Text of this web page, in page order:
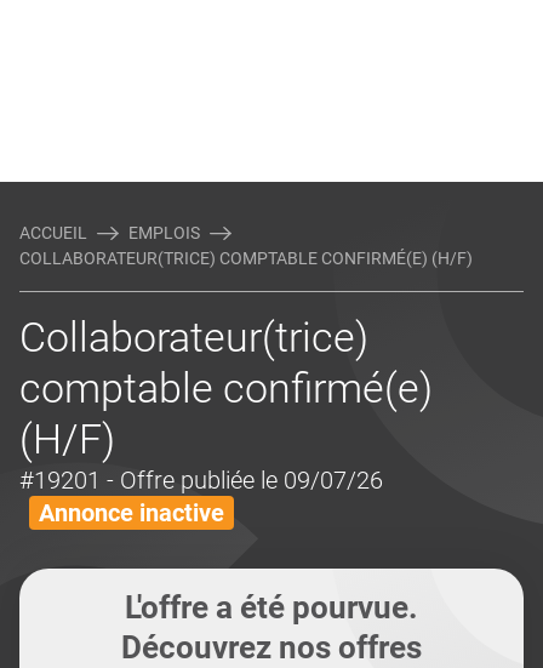
ACCUEIL
EMPLOIS
COLLABORATEUR(TRICE) COMPTABLE CONFIRMÉ(E) (H/F)
Collaborateur(trice)
comptable confirmé(e)
(H/F)
#19201 - Offre publiée le 09/07/26
Annonce inactive
L'offre a été pourvue.
Découvrez nos offres